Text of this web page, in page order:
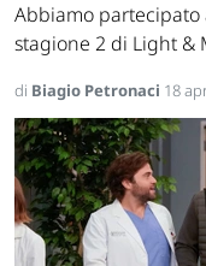
Abbiamo
stagione 2 di Light &
di Biagio Petronaci 18